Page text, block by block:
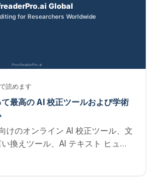
読めます
最高の AI 校正ツールおよび学術
けのオンライン AI 校正ツール、文
換えツール、AI テキスト ヒュー
できるインスタント編集ソフト